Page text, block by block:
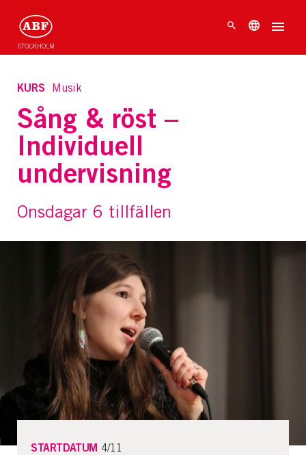
KURS Musik
Sång & röst –
Individuell
undervisning
Onsdagar 6 tillfällen
STARTDATUM 4/11